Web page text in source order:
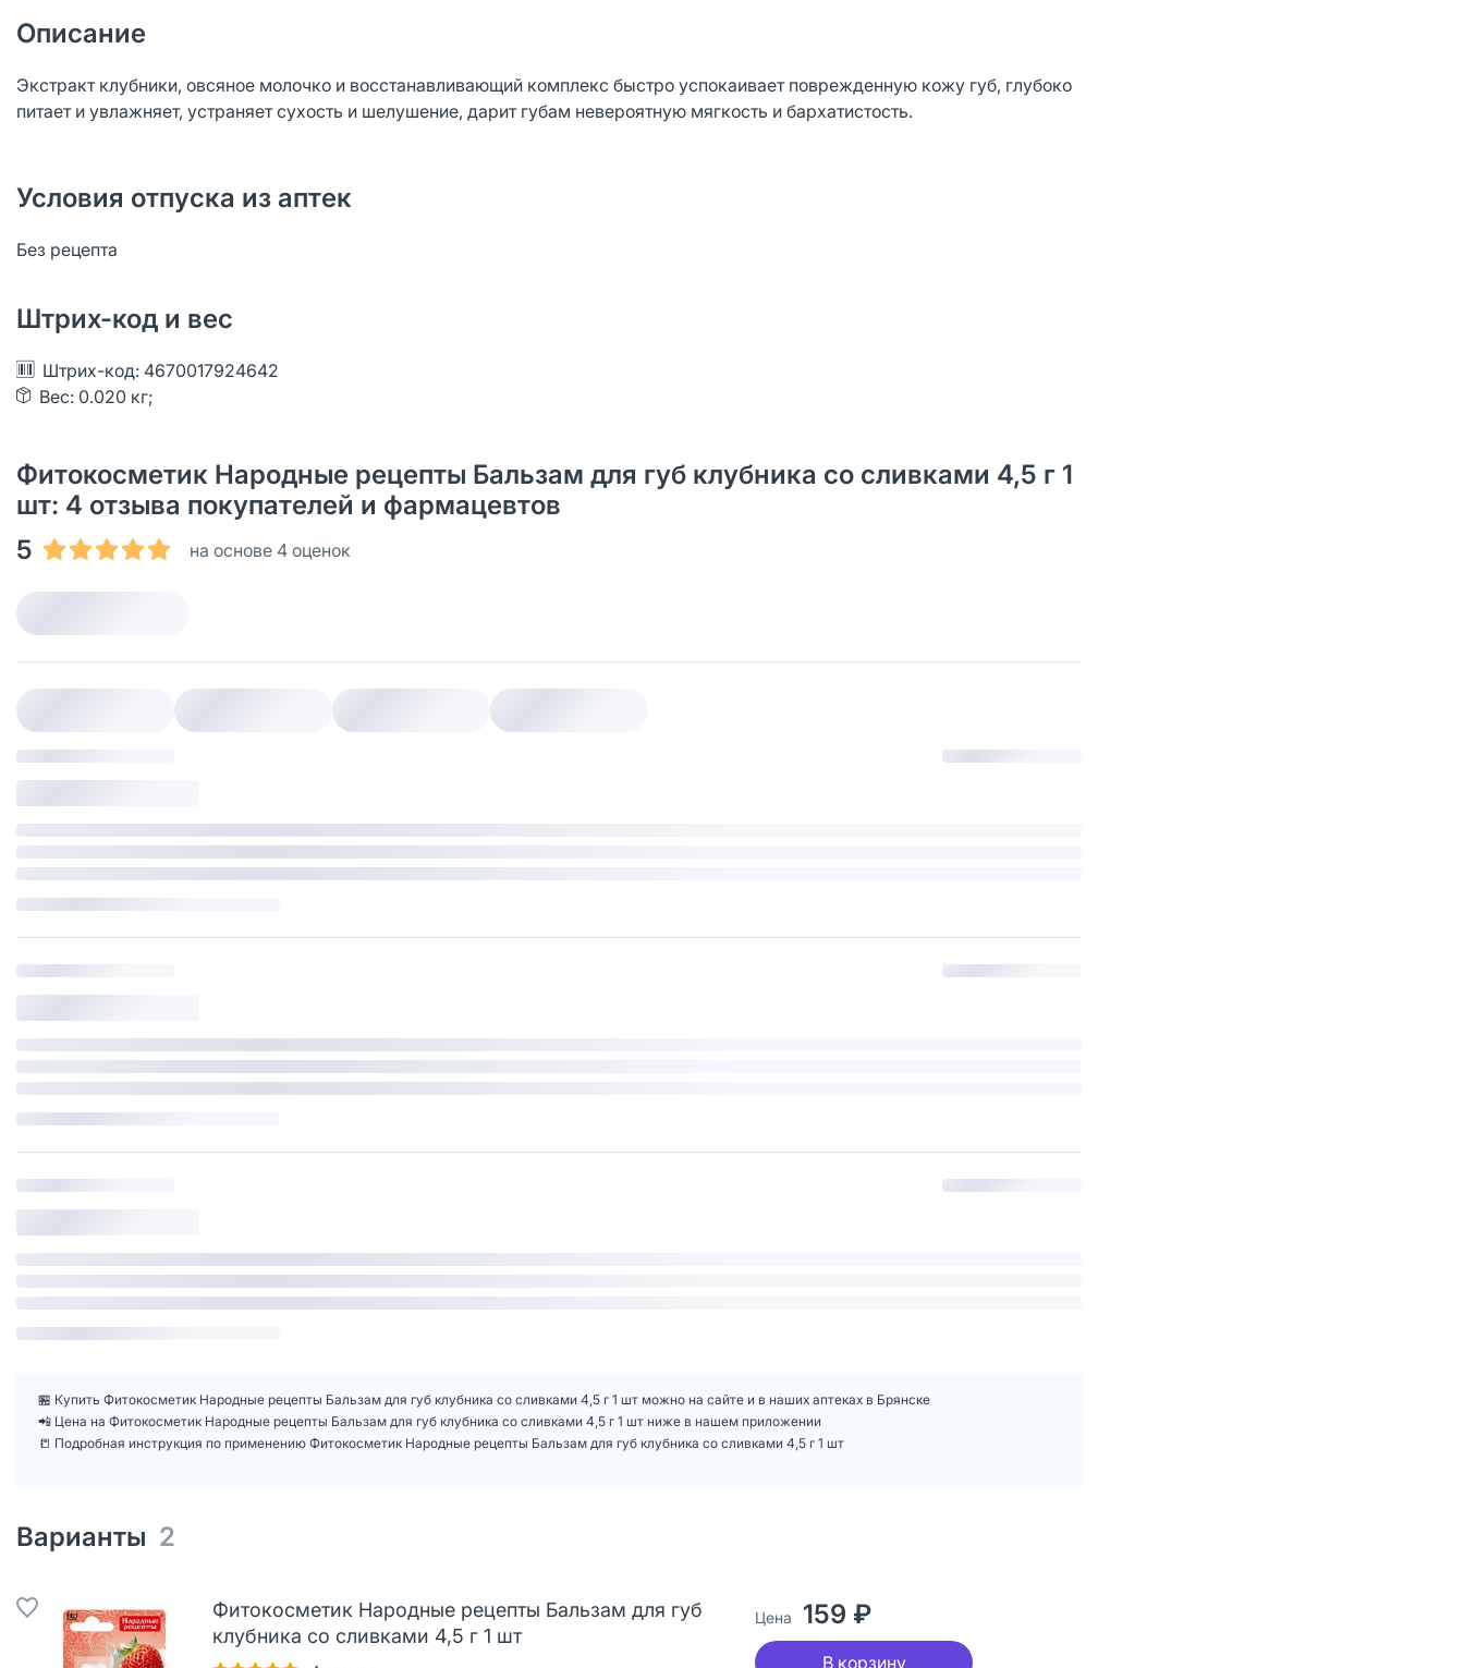
Описание
Экстракт клубники, овсяное молочко и восстанавливающий комплекс быстро успокаивает поврежденную кожу губ, глубоко
питает и увлажняет, устраняет сухость и шелушение, дарит губам невероятную мягкость и бархатистость.
Условия отпуска из аптек
Без рецепта
Штрих-код и вес
Штрих-код: 4670017924642
Вес: 0.020 кг;
Фитокосметик Народные рецепты Бальзам для губ клубника со сливками 4,5 г 1
шт: 4 отзыва покупателей и фармацевтов
5
на основе 4 оценок
🏪 Купить Фитокосметик Народные рецепты Бальзам для губ клубника со сливками 4,5 г 1 шт можно на сайте и в наших аптеках в Брянске
📲 Цена на Фитокосметик Народные рецепты Бальзам для губ клубника со сливками 4,5 г 1 шт ниже в нашем приложении
📒 Подробная инструкция по применению Фитокосметик Народные рецепты Бальзам для губ клубника со сливками 4,5 г 1 шт
Варианты 2
Фитокосметик Народные рецепты Бальзам для губ
клубника со сливками 4,5 г 1 шт
Цена 159 ₽
В корзину